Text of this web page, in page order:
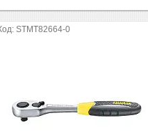
STMT82664-0